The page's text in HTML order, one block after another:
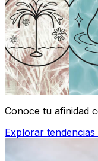
Conoce tu afinidad
Explorar tendencias